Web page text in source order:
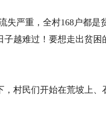
严重，全村168户都是
越难过！要想走出贫困
村民们开始在荒坡上、